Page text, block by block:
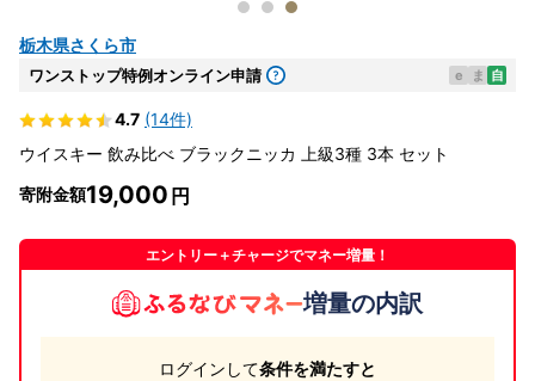
栃木県さくら市
ワンストップ特例オンライン申請 e ま 自
4.7 (14件)
ウイスキー 飲み比べ ブラックニッカ 上級3種 3本 セット
寄附金額19,000
エントリー＋チャージでマネー増量！
増量の内訳
ログインして条件を満たすと